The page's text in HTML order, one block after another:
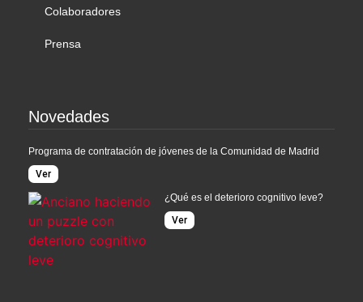
Colaboradores
Prensa
Novedades
Programa de contratación de jóvenes de la Comunidad de Madrid
Ver
¿Qué es el deterioro cognitivo leve?
Ver